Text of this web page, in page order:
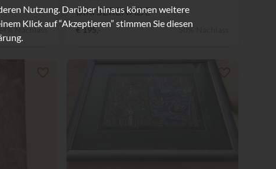
Nachlass
Bild SERENADE
€ 195,- 50% Nachlass
Nutzung. Darüber hinaus können weitere
Klick auf “Akzeptieren” stimmen Sie diesen